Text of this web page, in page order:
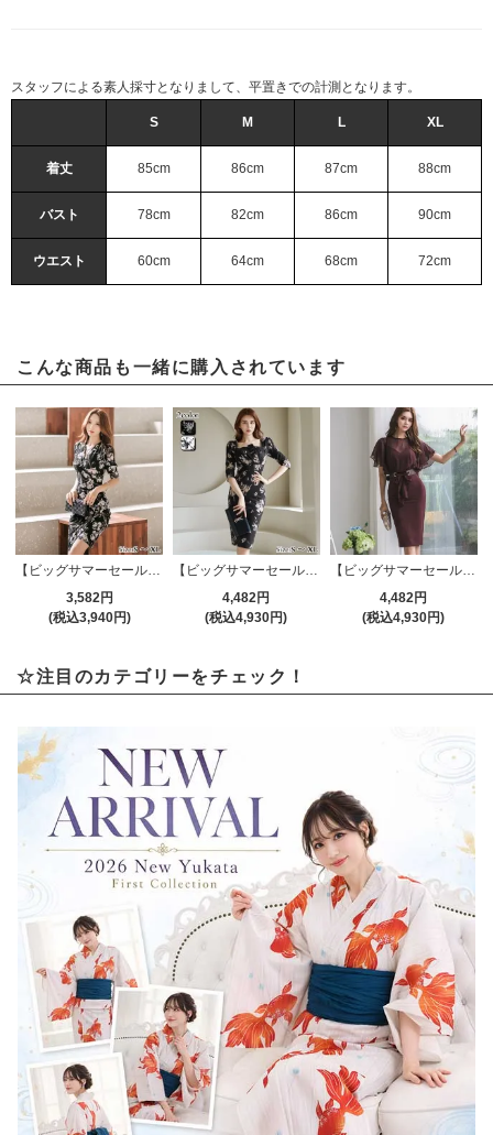
スタッフによる素人採寸となりまして、平置きでの計測となります。
S M L XL
着丈 85cm 86cm 87cm 88cm
バスト 78cm 82cm 86cm 90cm
ウエスト 60cm 64cm 68cm 72cm
こんな商品も一緒に購入されています
【ビッグサマーセール対象品】フラワープリントが印象的なカシュクールワンピース(キャバドレス・CABARETDRESS)
3,582円
(税込3,940円)
【ビッグサマーセール対象品】フラワーデザインが落ちつきのある上品なワンピース(キャバドレス・CABARETDRESS)
4,482円
(税込4,930円)
【ビッグサマーセール対象品】上品な透け感のシフォンドレイヤードドレス(キャバドレス・CABARETDRESS)
4,482円
(税込4,930円)
☆注目のカテゴリーをチェック！